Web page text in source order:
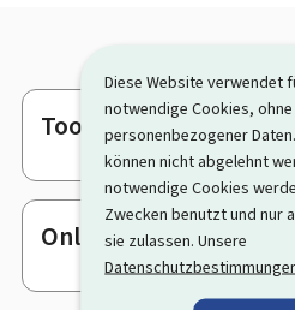
Diese Website verwendet
notwendige Cookies,
personenbezogener
können nicht abgelehnt
notwendige Cookies
Zwecken benutzt und nur
sie zulassen. Unsere
Footer
Tools
Online-Dienste &